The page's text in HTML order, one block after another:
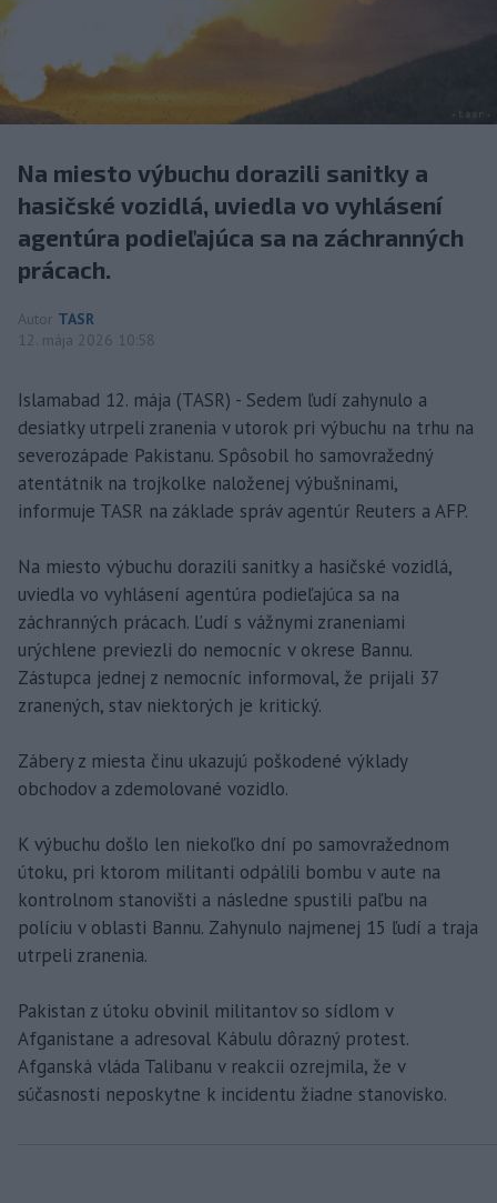
Na miesto výbuchu dorazili sanitky a
hasičské vozidlá, uviedla vo vyhlásení
agentúra podieľajúca sa na záchranných
prácach.
Autor TASR
12. mája 2026 10:58
Islamabad 12. mája (TASR) - Sedem ľudí zahynulo a
desiatky utrpeli zranenia v utorok pri výbuchu na trhu na
severozápade Pakistanu. Spôsobil ho samovražedný
atentátnik na trojkolke naloženej výbušninami,
informuje TASR na základe správ agentúr Reuters a AFP.
Na miesto výbuchu dorazili sanitky a hasičské vozidlá,
uviedla vo vyhlásení agentúra podieľajúca sa na
záchranných prácach. Ľudí s vážnymi zraneniami
urýchlene previezli do nemocníc v okrese Bannu.
Zástupca jednej z nemocníc informoval, že prijali 37
zranených, stav niektorých je kritický.
Zábery z miesta činu ukazujú poškodené výklady
obchodov a zdemolované vozidlo.
K výbuchu došlo len niekoľko dní po samovražednom
útoku, pri ktorom militanti odpálili bombu v aute na
kontrolnom stanovišti a následne spustili paľbu na
políciu v oblasti Bannu. Zahynulo najmenej 15 ľudí a traja
utrpeli zranenia.
Pakistan z útoku obvinil militantov so sídlom v
Afganistane a adresoval Kábulu dôrazný protest.
Afganská vláda Talibanu v reakcii ozrejmila, že v
súčasnosti neposkytne k incidentu žiadne stanovisko.